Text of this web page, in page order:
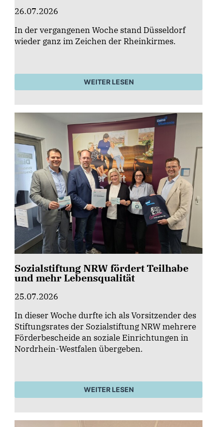
26.07.2026
In der vergangenen Woche stand Düsseldorf
wieder ganz im Zeichen der Rheinkirmes.
WEITER LESEN
Sozialstiftung NRW fördert Teilhabe
und mehr Lebensqualität
25.07.2026
In dieser Woche durfte ich als Vorsitzender des
Stiftungsrates der Sozialstiftung NRW mehrere
Förderbescheide an soziale Einrichtungen in
Nordrhein-Westfalen übergeben.
WEITER LESEN